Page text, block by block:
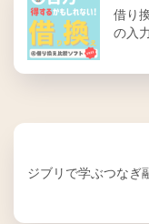
借り
の入
ジブリで学ぶつなぎ